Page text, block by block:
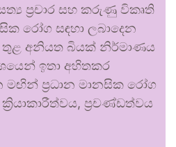
ප්‍රචාර සහ කරුණු විකෘති
රෝග සඳහා ලබාදෙන
තුළ අනියත බියක් නිර්මාණය
ඉතා අහිතකර
ප්‍රධාන මානසික රෝග
ප්‍රචණ්ඩත්වය